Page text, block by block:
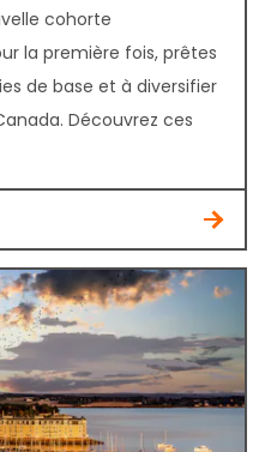
cohorte
la première fois, prêtes
de base et à diversifier
Découvrez ces